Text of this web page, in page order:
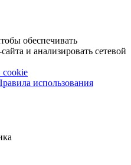
обеспечивать
и анализировать сетевой
cookie
использования